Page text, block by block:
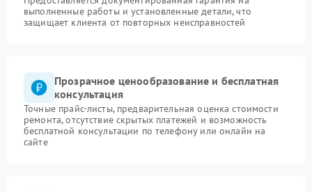
выполненные работы и установленные детали, что
защищает клиента от повторных неисправностей
Прозрачное ценообразование и бесплатная
консультация
Точные прайс-листы, предварительная оценка стоимости
ремонта, отсутствие скрытых платежей и возможность
бесплатной консультации по телефону или онлайн на
сайте